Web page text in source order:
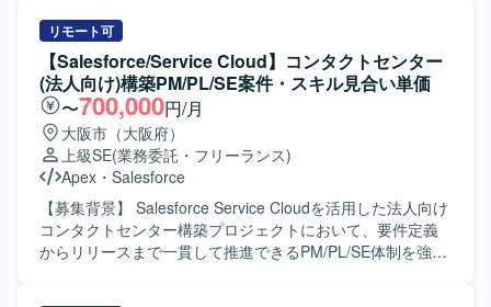
守対応や問合せ対応を行っていただきます。 ・顧客との週
次定例ミーティングに参加し、方針のすり合わせや課題整
理、対応内容の説明を実施していただきます。 ・既存機能
の仕様に関する質疑応答や、標準機能および軽微なApex、
Visualforceを用いた機能改修を行っていただきます。 ・新
規機能について、対応方針の検討から設計・実装・受け入
れまで一連の対応を担当していただきます。 ・その他、関
連する開発要件についても状況に応じて対応していただき
ます。 【求める人物像】 ・顧客とのコミュニケーションを
通じて課題を整理し、自ら主体的に提案・推進していただ
ける方を求めております。 ・Salesforceに関する知識や経
リモート可
【Salesforce/Service Cloud】コンタクトセンター
(法人向け)構築PM/PL/SE案件・スキル見合い単価
〜700,000円/月
大阪市（大阪府）
上級SE(業務委託・フリーランス)
Apex ・ Salesforce
【募集背景】 Salesforce Service Cloudを活用した法人向け
コンタクトセンター構築プロジェクトにおいて、要件定義
からリリースまで一貫して推進できるPM/PL/SE体制を強化